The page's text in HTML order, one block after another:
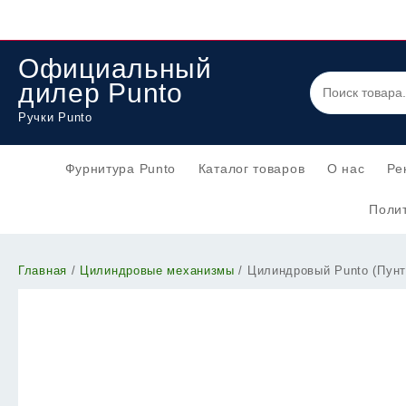
Официальный
дилер Punto
Ручки Punto
Фурнитура Punto Каталог товаров О нас
Главная / Цилиндровые механизмы / Цилиндровый Punto